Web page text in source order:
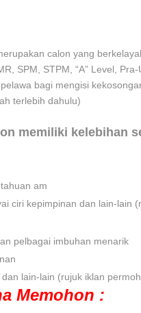
calon yang
SPM, STPM, “A” Level,
bagi mengisi
terlebih dahulu)
memiliki kelebihan
am
ciri kepimpinan dan lain-lain
pelbagai imbuhan menarik
dan lain-lain (rujuk iklan
Memohon :